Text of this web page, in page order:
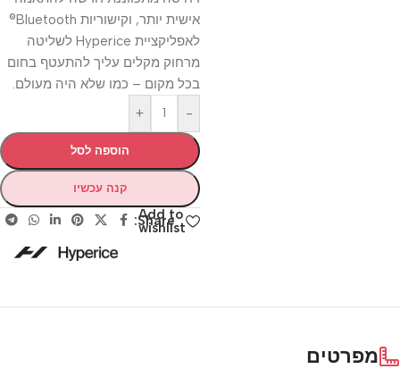
אישית יותר, וקישוריות Bluetooth®
לאפליקציית Hyperice לשליטה
מרחוק מקלים עליך להתעטף בחום
בכל מקום – כמו שלא היה מעולם.
-
+
הוספה לסל
קנה עכשיו
Add to
wishlist
Share:
מפרטים